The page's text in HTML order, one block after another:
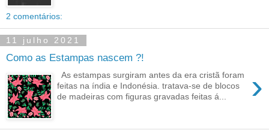
2 comentários:
11 julho 2021
Como as Estampas nascem ?!
›
As estampas surgiram antes da era cristã foram
feitas na índia e Indonésia. tratava-se de blocos
de madeiras com figuras gravadas feitas á...